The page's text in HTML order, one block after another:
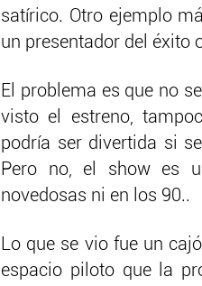
satírico. Otro ejemplo
un presentador del éxito
El problema es que no
visto el estreno,
podría ser divertida si
Pero no, el show es
novedosas ni en los 90..
Lo que se vio fue un
espacio piloto que la